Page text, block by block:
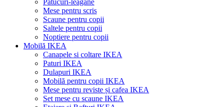
Mese pentru scris
Scaune pentru copii
Saltele pentru copii
Noptiere pentru copii
Mobilă IKEA
Canapele si coltare IKEA
Paturi IKEA
Dulapuri IKEA
Mobilă pentru copii IKEA
Mese pentru reviste și cafea IKEA
Set mese cu scaune IKEA